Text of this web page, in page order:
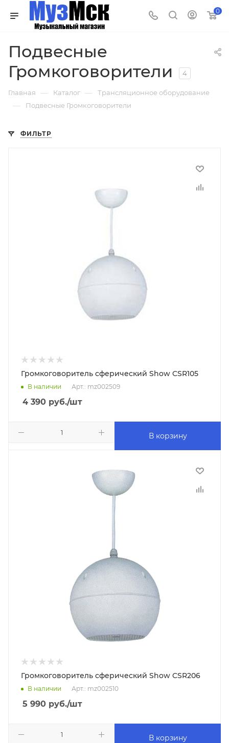
0
Подвесные
Громкоговорители
4
Главная — Каталог — Трансляционное оборудование
— Подвесные Громкоговорители
ФИЛЬТР
Громкоговоритель сферический Show CSR105
В наличии Арт.: mz002509
4 390 руб./шт
В корзину
Громкоговоритель сферический Show CSR206
В наличии Арт.: mz002510
5 990 руб./шт
В корзину